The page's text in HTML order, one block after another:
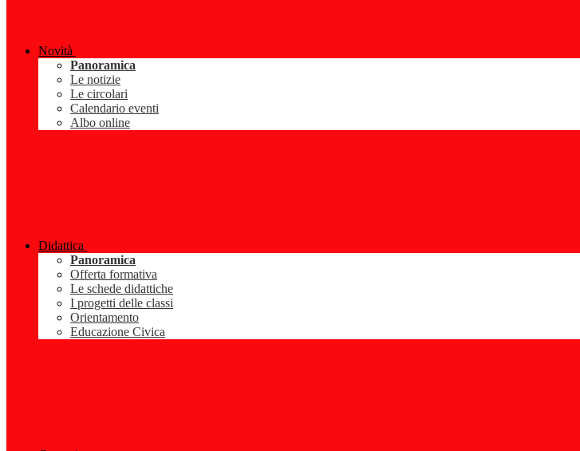
Novità
Panoramica
Le notizie
Le circolari
Calendario eventi
Albo online
Didattica
Panoramica
Offerta formativa
Le schede didattiche
I progetti delle classi
Orientamento
Educazione Civica